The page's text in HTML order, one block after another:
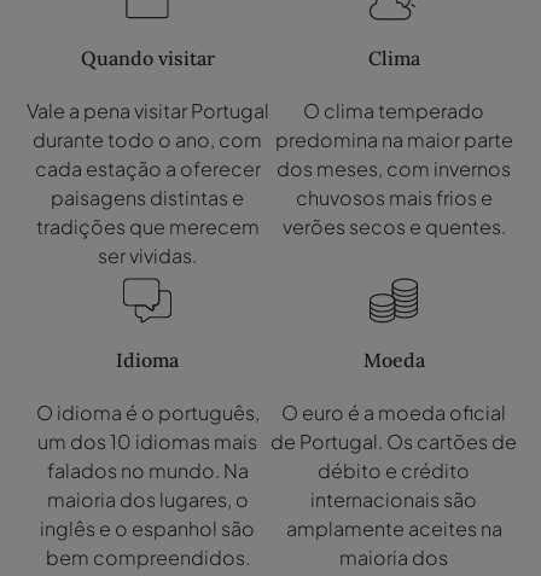
Quando visitar
Vale a pena visitar Portugal
durante todo o ano, com
cada estação a oferecer
paisagens distintas e
tradições que merecem
ser vividas.
Clima
O clima temperado
predomina na maior parte
dos meses, com invernos
chuvosos mais frios e
verões secos e quentes.
Idioma
O idioma é o português,
um dos 10 idiomas mais
falados no mundo. Na
maioria dos lugares, o
inglês e o espanhol são
bem compreendidos.
Moeda
O euro é a moeda oficial
de Portugal. Os cartões de
débito e crédito
internacionais são
amplamente aceites na
maioria dos